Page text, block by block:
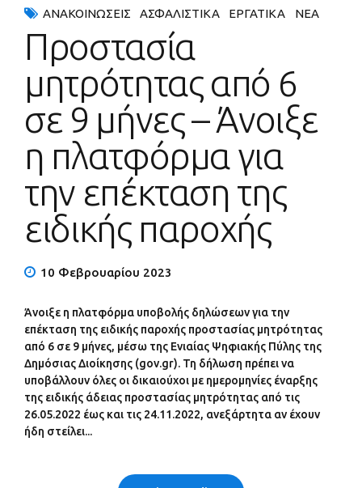
ΑΝΑΚΟΙΝΏΣΕΙΣ ΑΣΦΑΛΙΣΤΙΚΆ ΕΡΓΑΤΙΚΆ ΝΈΑ
Προστασία
μητρότητας από 6
σε 9 μήνες – Άνοιξε
η πλατφόρμα για
την επέκταση της
ειδικής παροχής
10 Φεβρουαρίου 2023
Άνοιξε η πλατφόρμα υποβολής δηλώσεων για την
επέκταση της ειδικής παροχής προστασίας μητρότητας
από 6 σε 9 μήνες, μέσω της Ενιαίας Ψηφιακής Πύλης της
Δημόσιας Διοίκησης (gov.gr). Τη δήλωση πρέπει να
υποβάλλουν όλες οι δικαιούχοι με ημερομηνίες έναρξης
της ειδικής άδειας προστασίας μητρότητας από τις
26.05.2022 έως και τις 24.11.2022, ανεξάρτητα αν έχουν
ήδη στείλει...